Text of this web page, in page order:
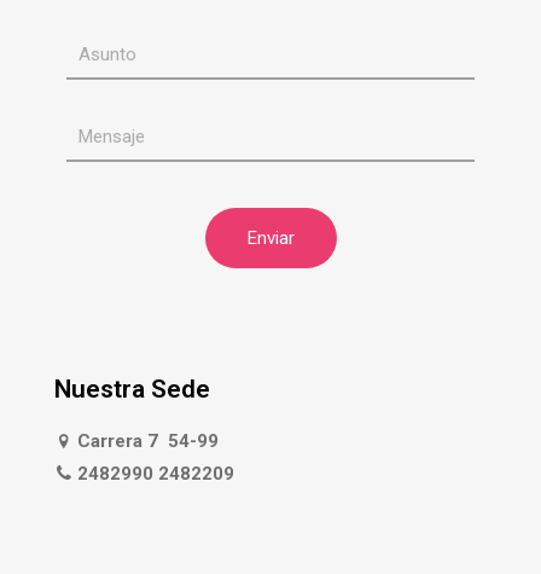
Nuestra Sede
Carrera 7 54-99
2482990 2482209